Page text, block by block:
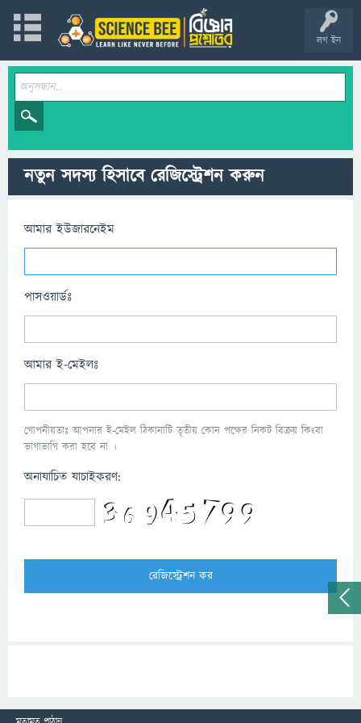
লগ ইন
নতুন সদস্য হিসাবে রেজিস্ট্রেশন করুন
আমার ইউজারনেইম
পাসওয়ার্ডঃ
আমার ই-মেইলঃ
গোপনীয়তাঃ আপনার ই-মেইল ঠিকানাটি তৃতীয় কোন পক্ষের নিকট বিক্রয় কিংবা
ভাগাভাগি করা হবে না ।
অনাযাচিত যাচাইকরণ: